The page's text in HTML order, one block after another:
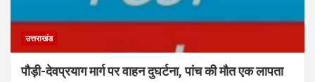
उत्तराखंड
पौड़ी-देवप्रयाग मार्ग पर वाहन दुघर्टना, पांच की मौत एक लापता